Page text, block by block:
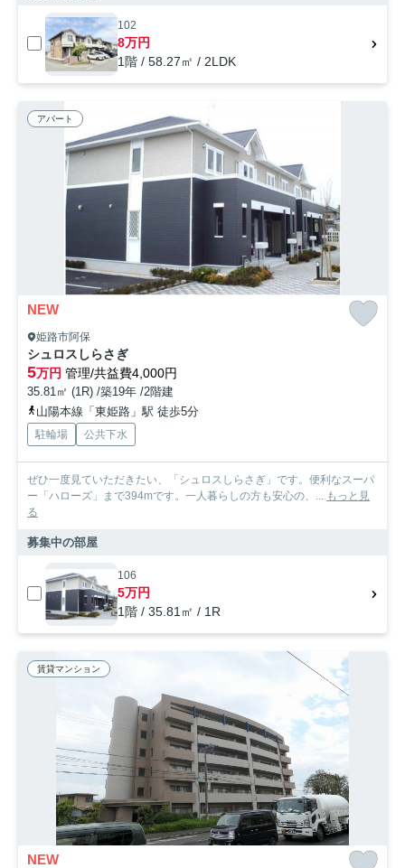
102
8万円
1階 / 58.27㎡ / 2LDK
アパート
NEW
姫路市阿保
シュロスしらさぎ
5万円 管理/共益費4,000円
35.81㎡ (1R) /築19年 /2階建
山陽本線「東姫路」駅 徒歩5分
駐輪場 公共下水
ぜひ一度見ていただきたい、「シュロスしらさぎ」です。便利なスーパ
ー「ハローズ」まで394mです。一人暮らしの方も安心の、... もっと見
る
募集中の部屋
106
5万円
1階 / 35.81㎡ / 1R
賃貸マンション
NEW